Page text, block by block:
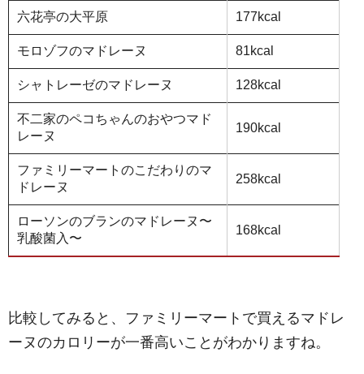
六花亭の大平原 177kcal
モロゾフのマドレーヌ 81kcal
シャトレーゼのマドレーヌ 128kcal
不二家のペコちゃんのおやつマド
レーヌ
190kcal
ファミリーマートのこだわりのマ
ドレーヌ
258kcal
ローソンのブランのマドレーヌ〜
乳酸菌入〜
168kcal
比較してみると、ファミリーマートで買えるマドレ
ーヌのカロリーが一番高いことがわかりますね。